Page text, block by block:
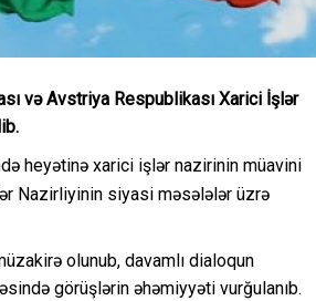
və Avstriya Respublikası Xarici İşlər
heyətinə xarici işlər nazirinin müavini
Nazirliyinin siyasi məsələlər üzrə
olunub, davamlı dialoqun
görüşlərin əhəmiyyəti vurğulanıb.